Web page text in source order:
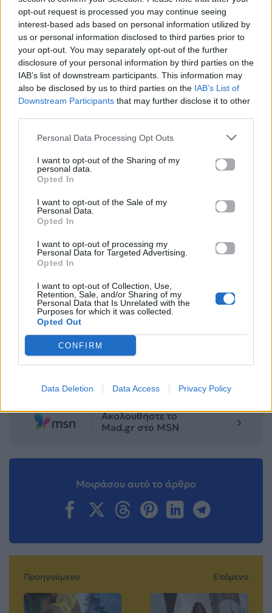
opt-out request is processed you may continue seeing
interest-based ads based on personal information utilized by
us or personal information disclosed to third parties prior to
your opt-out. You may separately opt-out of the further
disclosure of your personal information by third parties on the
IAB’s list of downstream participants. This information may
also be disclosed by us to third parties on the IAB’s List of
Downstream Participants that may further disclose it to other
Personal Data Processing Opt Outs
I want to opt-out of the Sharing of my
personal data.
Opted In
I want to opt-out of the Sale of my
Personal Data.
Opted In
I want to opt-out of processing my
Personal Data for Targeted Advertising.
Opted In
I want to opt-out of Collection, Use,
Retention, Sale, and/or Sharing of my
Personal Data that Is Unrelated with the
Purposes for which it was collected.
Opted Out
CONFIRM
Data Deletion Data Access Privacy Policy
total lace σύνολο είναι η απόλυτη πρόταση για
σένα. Συνδυάζοντας μια δαντελένια φούστα με
ασορτί τοπ, δημιουργείς μια ενιαία εμφάνιση που
αγκαλιάζει ιδανικά το bohemian πνεύμα που
καθορίζει το φετινό καλοκαίρι, προσφέροντας
έναν αέρα πολυτέλειας που θα σε κάνει να
ξεχωρίσεις.
Zendaya: Η «μυθική» εμφάνιση με vintage
Givenchy στην πρεμιέρα του «The Odyssey»
στο Παρίσι
fashion τάσεις που αγαπούν να φορούν οι
Σκανδιναβές
Για σχόλια, μηνύματα ή φωτογραφικό υλικό
σχετικά με το
Facebook, επικοινωνήστε μέσω
ακολουθήστε μας στοInstagram.
Fashion fashion trends
Ακολουθήστε το
News
Ακολουθήστε το
Mad.gr στο MSN
Μοιράσου αυτό το άρθρο
Προηγούμενο Επόμενο